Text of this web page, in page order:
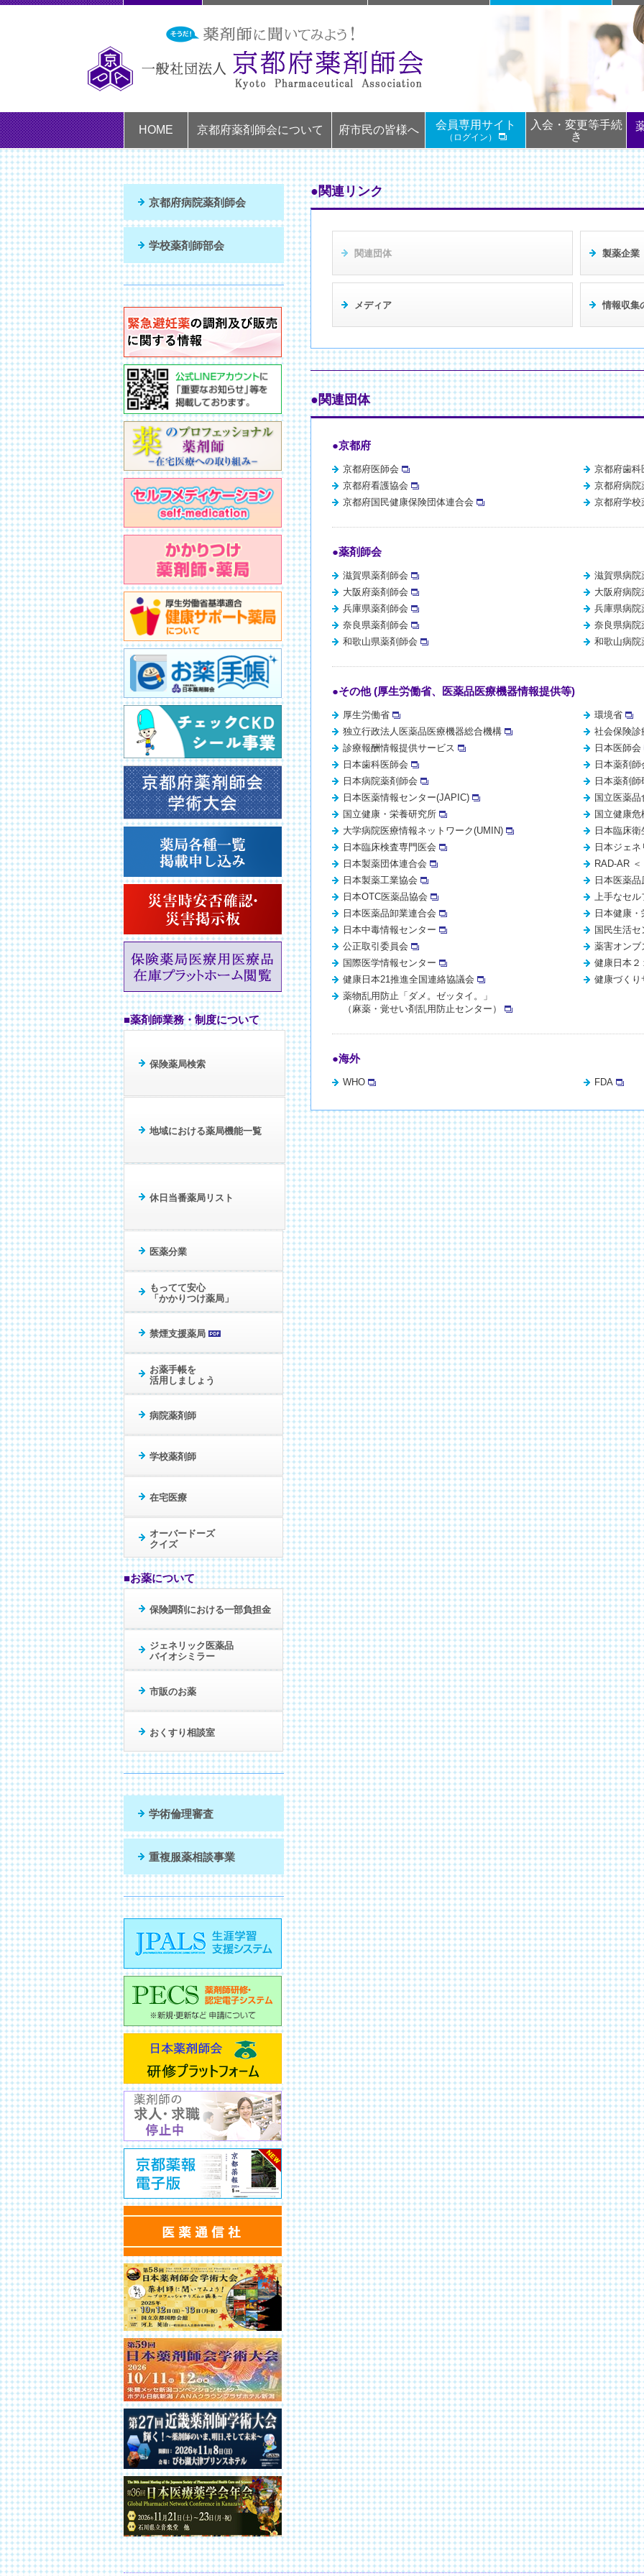
HOME 京都府薬剤師会について 府市民の皆様へ 会員専用サイト
（ログイン）
入会・変更等手続
き
●関連リンク
関連団体 製薬企業
メディア 情報収集
●関連団体
●京都府
京都府医師会
京都府歯科
京都府看護協会
京都府病院
京都府国民健康保険団体連合会
京都府学校
●薬剤師会
滋賀県薬剤師会
滋賀県病院
大阪府薬剤師会
大阪府病院
兵庫県薬剤師会
兵庫県病院
奈良県薬剤師会
奈良県病院
和歌山県薬剤師会
和歌山病院
●その他 (厚生労働省、医薬品医療機器情報提供等)
厚生労働省
環境省
独立行政法人医薬品医療機器総合機構
社会保険診
診療報酬情報提供サービス
日本医師会
日本歯科医師会
日本薬剤師
日本病院薬剤師会
日本薬剤
日本医薬情報センター(JAPIC)
国立医薬
国立健康・栄養研究所
国立健康
大学病院医療情報ネットワーク(UMIN)
日本臨床
日本臨床検査専門医会
日本ジェ
日本製薬団体連合会
RAD-AR
日本製薬工業協会
日本医薬
日本OTC医薬品協会
上手なセル
日本医薬品卸業連合会
日本健康
日本中毒情報センター
国民生活セ
公正取引委員会
薬害オンブ
国際医学情報センター
健康日本２
健康日本21推進全国連絡協議会
健康づくり
薬物乱用防止「ダメ。ゼッタイ。」
（麻薬・覚せい剤乱用防止センター）
●海外
WHO FDA
京都府病院薬剤師会
学校薬剤師部会
■薬剤師業務・制度について
保険薬局検索
地域における薬局機能一覧
休日当番薬局リスト
医薬分業
もってて安心
「かかりつけ薬局」
禁煙支援薬局
お薬手帳を
活用しましょう
病院薬剤師
学校薬剤師
在宅医療
オーバードーズ
クイズ
■お薬について
保険調剤における一部負担金
ジェネリック医薬品
バイオシミラー
市販のお薬
おくすり相談室
学術倫理審査
重複服薬相談事業